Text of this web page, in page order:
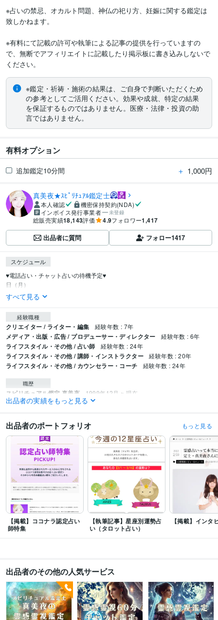
※占いの禁忌、オカルト問題、神仏の祀り方、妊娠に関する鑑定は
致しかねます。
※有料にて記載の許可や執筆による記事の提供を行っていますの
で、無断でアフィリエイトに記載したり掲示板に書き込みしないで
※鑑定・祈祷・施術の結果は、ご自身で判断いただくため
の参考としてご活用ください。効果や成就、特定の結果
を保証するものではありません。医療・法律・投資の助
言ではありません。
有料オプション
追加鑑定10分間 ＋ 1,000円
真美夜★ｽﾋﾟﾘﾁｭｱﾙ鑑定士
本人確認
機密保持契約(NDA)
インボイス発行事業者
未登録
総販売実績18,143評価 4.9フォロワー1,417
出品者に質問 フォロー1417
スケジュール
♥️電話占い・チャット占いの待機予定♥️
日（月）
すべて見る
経験職種
クリエイター / ライター・編集 経験年数 : 7年
メディア・出版・広告 / プロデューサー・ディレクター 経験年数 : 6年
ライフスタイル・その他 / 占い師 経験年数 : 24年
ライフスタイル・その他 / 講師・インストラクター 経験年数 : 20年
ライフスタイル・その他 / カウンセラー・コーチ 経験年数 : 24年
職歴
スピリチュアル鑑定 真美夜 1999年12月 ~ 現在
クンダリーニレイキマスター(ブースターマスター取得)
アカシックリーダー 取得年 : 2013年
アフロディーテビューティーレイマスター 取得年 : 2015年
ビジネス・クリエイティブツール
ペライチ:1年Excel:15年Google サイト:15年
Google スプレッドシート:15年
Google ドキュメント:15年
PowerPoint:15年Word:15年 ChatGPT:1年DALL-E:0年InShot:1年 Canva:1年
得意分野
占い 霊視によるお悩み相談
占い、スピリチュアル
ライティング・翻訳 占い記事、運勢占い、占いネタ、スピネタ
する占いコンサル
出品者の実績をもっと見る
出品者のポートフォリオ もっと見る
【掲載】ココナラ認定占い
師特集
【執筆記事】星座別運勢占
い（タロット占い）
【掲載】インタ
出品者のその他の人気サービス